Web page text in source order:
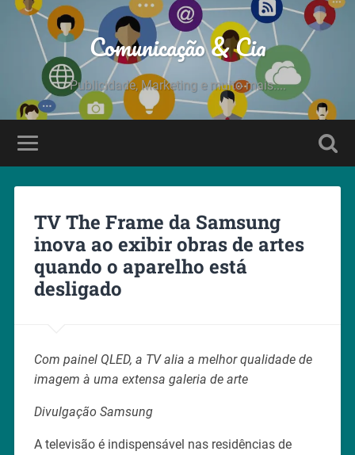
Comunicação & Cia
Publicidade, Marketing e muito mais....
TV The Frame da Samsung
inova ao exibir obras de artes
quando o aparelho está
desligado
Com painel QLED, a TV alia a melhor qualidade de
imagem à uma extensa galeria de arte
Divulgação Samsung
A televisão é indispensável nas residências de